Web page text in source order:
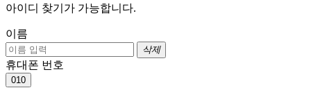
아이디 찾기가 가능합니다.
이름
삭제
휴대폰 번호
010